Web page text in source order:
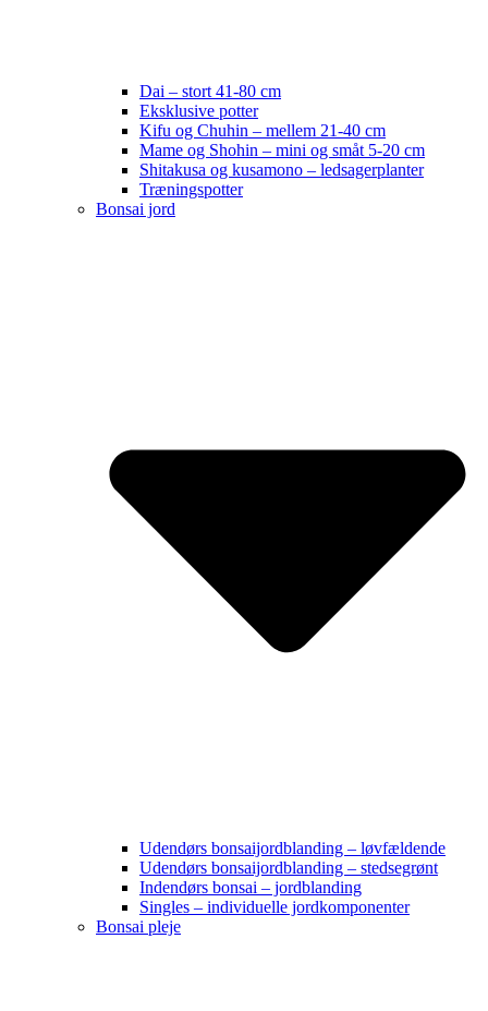
Dai – stort 41-80 cm
Eksklusive potter
Kifu og Chuhin – mellem 21-40 cm
Mame og Shohin – mini og småt 5-20 cm
Shitakusa og kusamono – ledsagerplanter
Træningspotter
Bonsai jord
Udendørs bonsaijordblanding – løvfældende
Udendørs bonsaijordblanding – stedsegrønt
Indendørs bonsai – jordblanding
Singles – individuelle jordkomponenter
Bonsai pleje